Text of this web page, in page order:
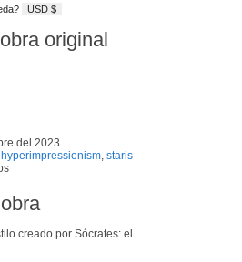
USD $
original
del 2023
hyperimpressionism, staris
creado por Sócrates: el